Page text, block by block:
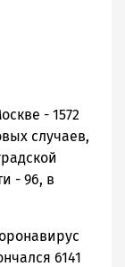
- 1572
случаев,
- 96, в
6141